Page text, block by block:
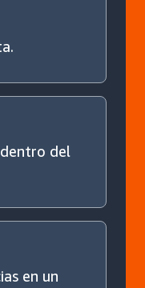
dentro del
en un